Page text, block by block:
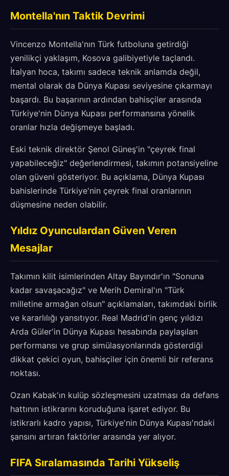
Montella'nın Taktik Devrimi
Vincenzo Montella'nın Türk futboluna getirdiği
yenilikçi yaklaşım, Kosova galibiyetiyle taçlandı.
İtalyan hoca, takımı sadece teknik anlamda değil,
mental olarak da Dünya Kupası seviyesine çıkarmayı
başardı. Bu başarının ardından bahisçiler arasında
Türkiye'nin Dünya Kupası performansına yönelik
oranlar hızla değişmeye başladı.
Eski teknik direktör Şenol Güneş'in "çeyrek final
yapabileceğiz" değerlendirmesi, takımın potansiyeline
olan güveni gösteriyor. Bu açıklama, Dünya Kupası
bahislerinde Türkiye'nin çeyrek final oranlarının
düşmesine neden olabilir.
Yıldız Oyunculardan Güven Veren
Mesajlar
Takımın kilit isimlerinden Altay Bayındır'ın "Sonuna
kadar savaşacağız" ve Merih Demiral'ın "Türk
milletine armağan olsun" açıklamaları, takımdaki birlik
ve kararlılığı yansıtıyor. Real Madrid'in genç yıldızı
Arda Güler'in Dünya Kupası hesabında paylaşılan
performansı ve grup simülasyonlarında gösterdiği
dikkat çekici oyun, bahisçiler için önemli bir referans
noktası.
Ozan Kabak'ın kulüp sözleşmesini uzatması da defans
hattının istikrarını koruduğuna işaret ediyor. Bu
istikrarlı kadro yapısı, Türkiye'nin Dünya Kupası'ndaki
şansını artıran faktörler arasında yer alıyor.
FIFA Sıralamasında Tarihi Yükseliş